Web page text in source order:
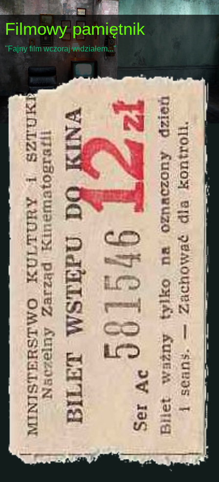
Filmowy pamiętnik
"Fajny film wczoraj widziałem..."